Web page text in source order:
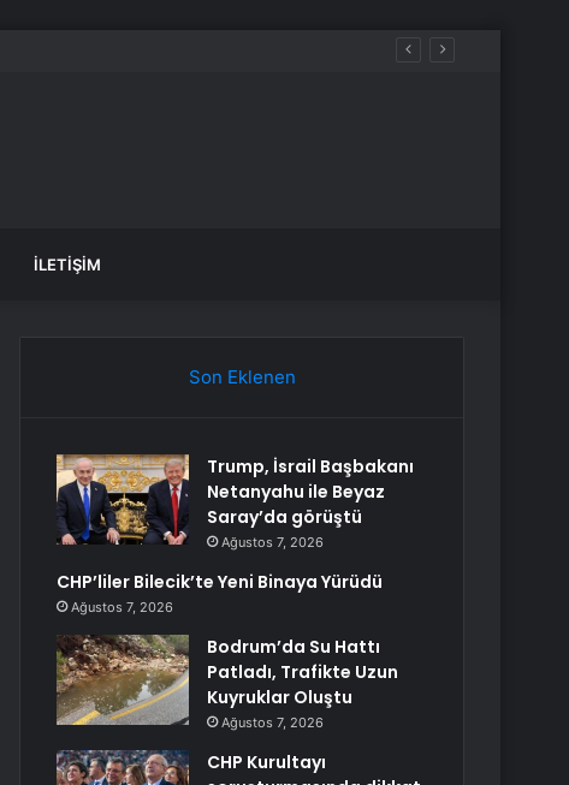
İLETIŞIM
Son Eklenen
Trump, İsrail Başbakanı
Netanyahu ile Beyaz
Saray’da görüştü
Ağustos 7, 2026
CHP’liler Bilecik’te Yeni Binaya Yürüdü
Ağustos 7, 2026
Bodrum’da Su Hattı
Patladı, Trafikte Uzun
Kuyruklar Oluştu
Ağustos 7, 2026
CHP Kurultayı